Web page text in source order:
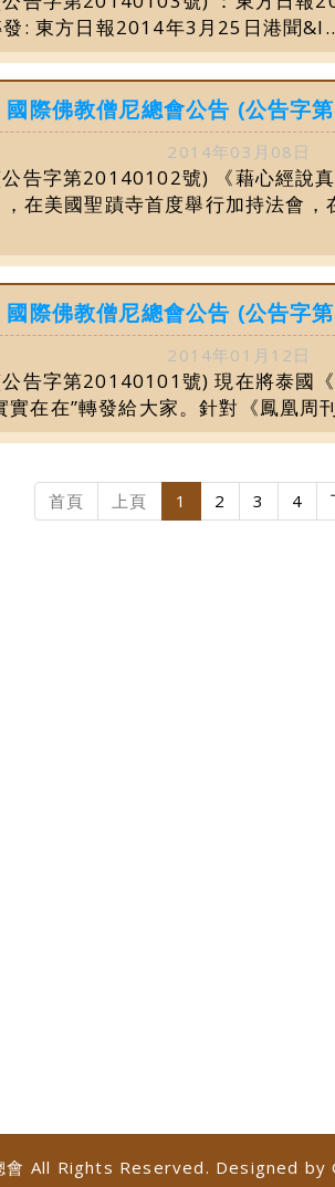
發: 東方日報2014年3月25日港聞
國際佛教僧尼總會公告 (公告字
2014年03月08日
告字第20140102號) 《藉心經說
在美國聖蹟寺首度舉行加持法會，
國際佛教僧尼總會公告 (公告字
2014年01月12日
告字第20140101號) 現在將泰國
在在”轉發給大家。針對《鳳凰周
首頁 上頁 1 2 3 4
會 All Rights Reserved. Designed by